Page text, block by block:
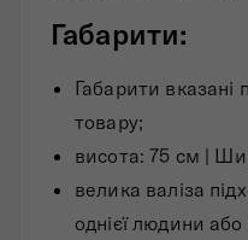
Габарити:
Габарити вказані
товару;
висота: 75 см |
велика валіза
однієї людини